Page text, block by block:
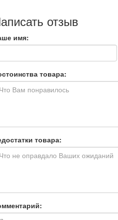
отзыв
имя:
товара:
товара: